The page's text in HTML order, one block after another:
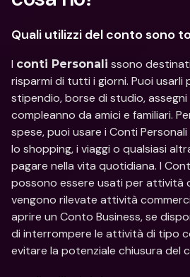
Quali utilizzi del conto sono
I conti Personali ssono
risparmi di tutti i giorni. Puoi usarli
stipendio, borse di studio, assegni
compleanno da amici e familiari.
spese, puoi usare i Conti
lo shopping, i viaggi o qualsiasi
pagare nella vita quotidiana. I
possono essere usati per attività
vengono rilevate attività
aprire un Conto Business, se
di interrompere le attività di tipo
evitare la potenziale chiusura del